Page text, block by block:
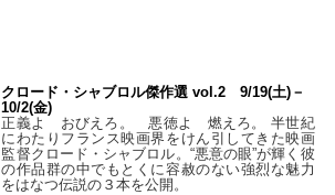
クロード・シャブロル傑作選 vol.2 9/19(土)－
10/2(金)
正義よ おびえろ。 悪徳よ 燃えろ。 半世紀
にわたりフランス映画界をけん引してきた映画
監督クロード・シャブロル。“悪意の眼”が輝く彼
の作品群の中でもとくに容赦のない強烈な魅力
をはなつ伝説の３本を公開。